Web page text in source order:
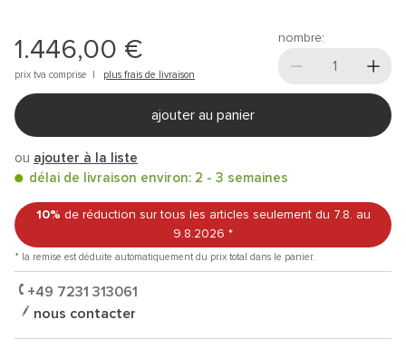
1.446,00 €
prix tva comprise | plus frais de livraison
nombre:
ajouter au panier
ou ajouter à la liste
délai de livraison environ: 2 - 3 semaines
10% de réduction sur tous les articles seulement du 7.8. au
9.8.2026 *
* la remise est déduite automatiquement du prix total dans le panier.
+49 7231 313061
nous contacter